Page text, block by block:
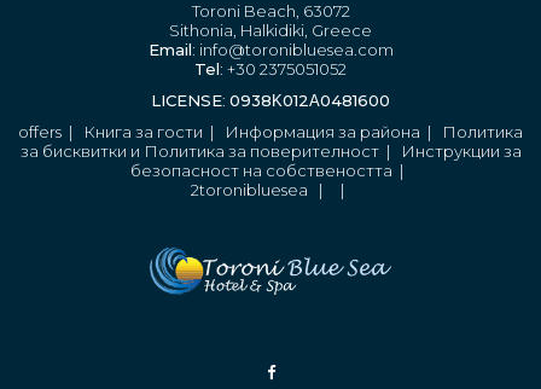
Toroni Beach, 63072
Sithonia, Halkidiki, Greece
Email: info@toronibluesea.com
Tel: +30 2375051052
LICENSE: 0938Κ012Α0481600
offers | Книга за гости | Информация за района |
Политика
за бисквитки и Политика за поверителност|
Инструкции за
безопасност на собствеността |
2toronibluesea | |